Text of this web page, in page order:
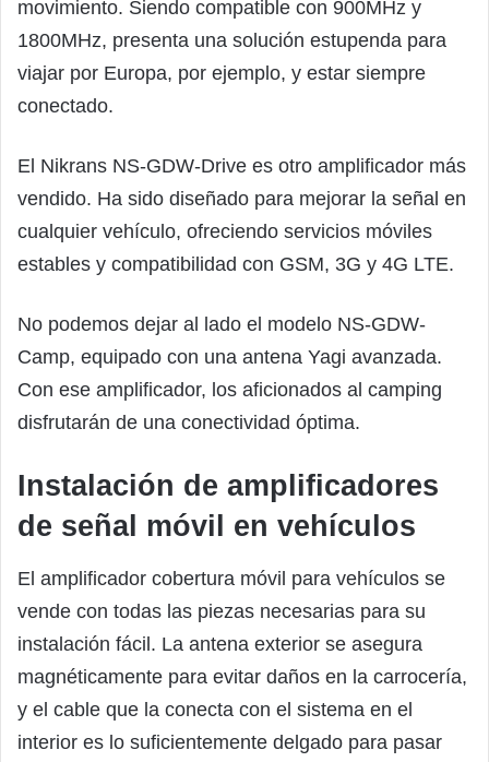
movimiento. Siendo compatible con 900MHz y
1800MHz, presenta una solución estupenda para
viajar por Europa, por ejemplo, y estar siempre
conectado.
El Nikrans NS-GDW-Drive es otro amplificador más
vendido. Ha sido diseñado para mejorar la señal en
cualquier vehículo, ofreciendo servicios móviles
estables y compatibilidad con GSM, 3G y 4G LTE.
No podemos dejar al lado el modelo NS-GDW-
Camp, equipado con una antena Yagi avanzada.
Con ese amplificador, los aficionados al camping
disfrutarán de una conectividad óptima.
Instalación de amplificadores
de señal móvil en vehículos
El amplificador cobertura móvil para vehículos se
vende con todas las piezas necesarias para su
instalación fácil. La antena exterior se asegura
magnéticamente para evitar daños en la carrocería,
y el cable que la conecta con el sistema en el
interior es lo suficientemente delgado para pasar